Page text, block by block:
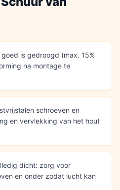
is gedroogd (max. 15%
na montage te
schroeven en
en vervlekking van het hout
dicht: zorg voor
en onder zodat lucht kan